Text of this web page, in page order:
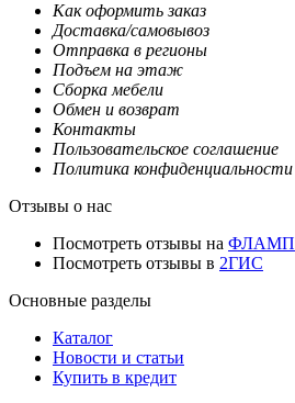
Как оформить заказ
Доставка/самовывоз
Отправка в регионы
Подъем на этаж
Сборка мебели
Обмен и возврат
Контакты
Пользовательское соглашение
Политика конфиденциальности
Отзывы о нас
Посмотреть отзывы на ФЛАМП
Посмотреть отзывы в 2ГИС
Основные разделы
Каталог
Новости и статьи
Купить в кредит